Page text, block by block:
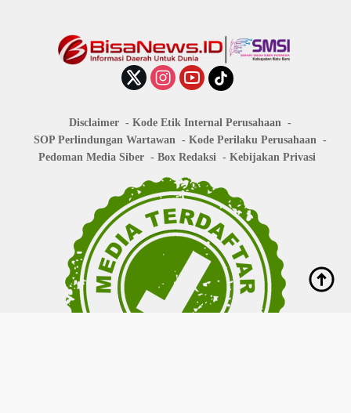
Disclaimer
Kode Etik Internal Perusahaan
SOP Perlindungan Wartawan
Kode Perilaku Perusahaan
Pedoman Media Siber
Box Redaksi Kebijakan Privasi